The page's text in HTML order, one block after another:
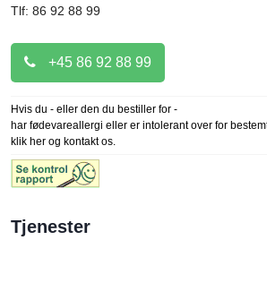
Tlf: 86 92 88 99
+45 86 92 88 99
Hvis du - eller den du bestiller for -
har fødevareallergi eller er intolerant over for
klik her og kontakt os.
Tjenester